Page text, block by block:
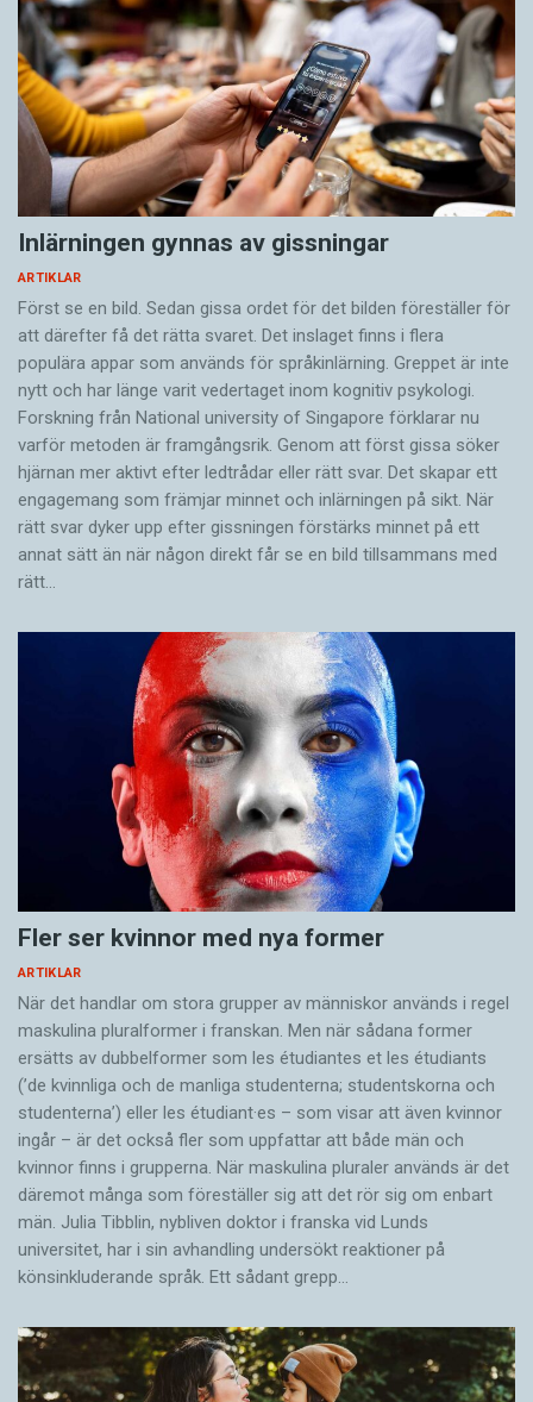
Inlärningen gynnas av gissningar
ARTIKLAR
Först se en bild. Sedan gissa ordet för det bilden föreställer för
att därefter få det rätta svaret. Det inslaget finns i flera
populära appar som används för språkinlärning. Greppet är inte
nytt och har länge varit vedertaget inom kognitiv psykologi.
Forskning från National university of Singa­pore förklarar nu
varför metoden är framgångsrik. Genom att först gissa ­söker
hjärnan mer aktivt ­efter ledtrådar eller rätt svar. Det skapar ett
engagemang som främjar minnet och inlärningen på sikt. När
rätt svar dyker upp efter gissningen förstärks minnet på ett
annat sätt än när någon direkt får se en bild tillsammans med
rätt…
Fler ser kvinnor med nya former
ARTIKLAR
När det handlar om stora grupper av människor används i regel
maskulina pluralformer i franskan. Men när sådana ­former
ersätts av dubbel­former som les étudiantes et les étudiants
(’de kvinnliga och de manliga studenterna; studentskorna och
studenterna’) eller les étudiant·es – som visar att även kvinnor
ingår – är det också fler som uppfattar att både män och
kvinnor finns i grupperna. När maskulina pluraler används är det
där­emot många som föreställer sig att det rör sig om enbart
män. Julia Tibblin, nybliven doktor i franska vid Lunds
universitet, har i sin avhandling undersökt reaktioner på
könsinkluderande språk. Ett sådant grepp…